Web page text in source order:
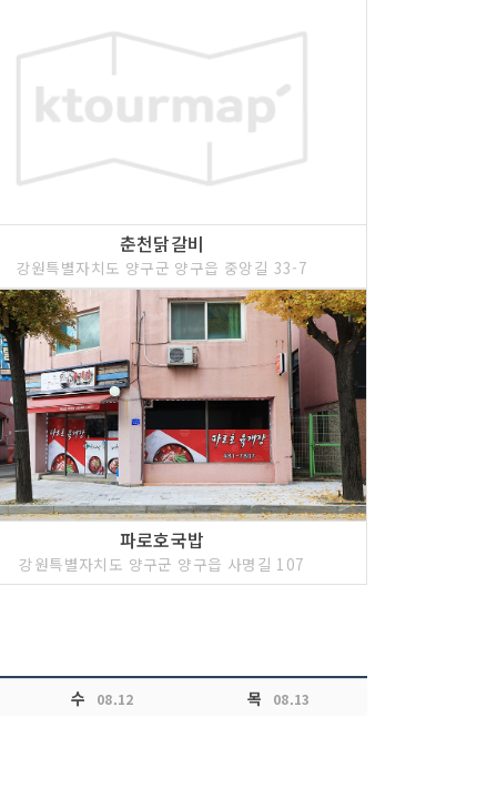
춘천닭갈비
강원특별자치도 양구군 양구읍 중앙길 33-7
파로호국밥
강원특별자치도 양구군 양구읍 사명길 107
수 08.12 목 08.13